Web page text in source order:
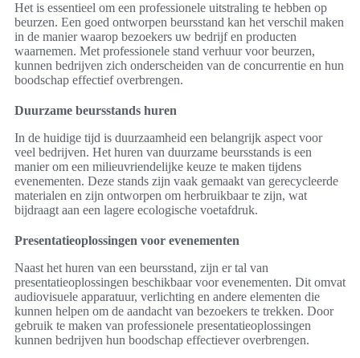
Het is essentieel om een professionele uitstraling te hebben op
beurzen. Een goed ontworpen beursstand kan het verschil maken
in de manier waarop bezoekers uw bedrijf en producten
waarnemen. Met professionele stand verhuur voor beurzen,
kunnen bedrijven zich onderscheiden van de concurrentie en hun
boodschap effectief overbrengen.
Duurzame beursstands huren
In de huidige tijd is duurzaamheid een belangrijk aspect voor
veel bedrijven. Het huren van duurzame beursstands is een
manier om een milieuvriendelijke keuze te maken tijdens
evenementen. Deze stands zijn vaak gemaakt van gerecycleerde
materialen en zijn ontworpen om herbruikbaar te zijn, wat
bijdraagt aan een lagere ecologische voetafdruk.
Presentatieoplossingen voor evenementen
Naast het huren van een beursstand, zijn er tal van
presentatieoplossingen beschikbaar voor evenementen. Dit omvat
audiovisuele apparatuur, verlichting en andere elementen die
kunnen helpen om de aandacht van bezoekers te trekken. Door
gebruik te maken van professionele presentatieoplossingen
kunnen bedrijven hun boodschap effectiever overbrengen.